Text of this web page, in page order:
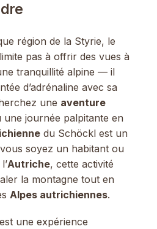
région de la Styrie, le
pas à offrir des vues à
tranquillité alpine — il
d’adrénaline avec sa
une aventure
une journée palpitante en
du Schöckl est un
soyez un habitant ou
Autriche, cette activité
la montagne tout en
Alpes autrichiennes.
est une expérience